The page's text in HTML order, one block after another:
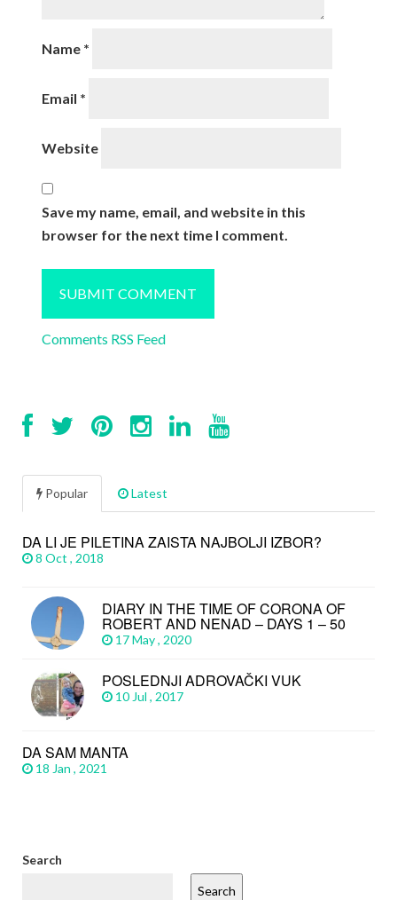
Name *
Email *
Website
Save my name, email, and website in this
browser for the next time I comment.
Comments RSS Feed
Popular Latest
DA LI JE PILETINA ZAISTA NAJBOLJI IZBOR?
8 Oct , 2018
DIARY IN THE TIME OF CORONA OF
ROBERT AND NENAD – DAYS 1 – 50
17 May , 2020
POSLEDNJI ADROVAČKI VUK
10 Jul , 2017
DA SAM MANTA
18 Jan , 2021
Search
Search